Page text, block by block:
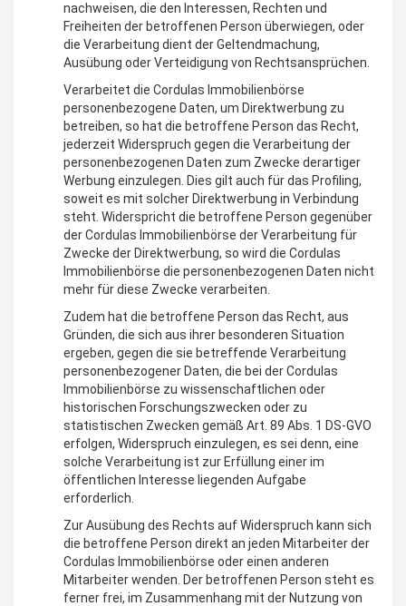
nachweisen, die den Interessen, Rechten und
Freiheiten der betroffenen Person überwiegen, oder
die Verarbeitung dient der Geltendmachung,
Ausübung oder Verteidigung von Rechtsansprüchen.
Verarbeitet die Cordulas Immobilienbörse
personenbezogene Daten, um Direktwerbung zu
betreiben, so hat die betroffene Person das Recht,
jederzeit Widerspruch gegen die Verarbeitung der
personenbezogenen Daten zum Zwecke derartiger
Werbung einzulegen. Dies gilt auch für das Profiling,
soweit es mit solcher Direktwerbung in Verbindung
steht. Widerspricht die betroffene Person gegenüber
der Cordulas Immobilienbörse der Verarbeitung für
Zwecke der Direktwerbung, so wird die Cordulas
Immobilienbörse die personenbezogenen Daten nicht
mehr für diese Zwecke verarbeiten.
Zudem hat die betroffene Person das Recht, aus
Gründen, die sich aus ihrer besonderen Situation
ergeben, gegen die sie betreffende Verarbeitung
personenbezogener Daten, die bei der Cordulas
Immobilienbörse zu wissenschaftlichen oder
historischen Forschungszwecken oder zu
statistischen Zwecken gemäß Art. 89 Abs. 1 DS-GVO
erfolgen, Widerspruch einzulegen, es sei denn, eine
solche Verarbeitung ist zur Erfüllung einer im
öffentlichen Interesse liegenden Aufgabe
erforderlich.
Zur Ausübung des Rechts auf Widerspruch kann sich
die betroffene Person direkt an jeden Mitarbeiter der
Cordulas Immobilienbörse oder einen anderen
Mitarbeiter wenden. Der betroffenen Person steht es
ferner frei, im Zusammenhang mit der Nutzung von